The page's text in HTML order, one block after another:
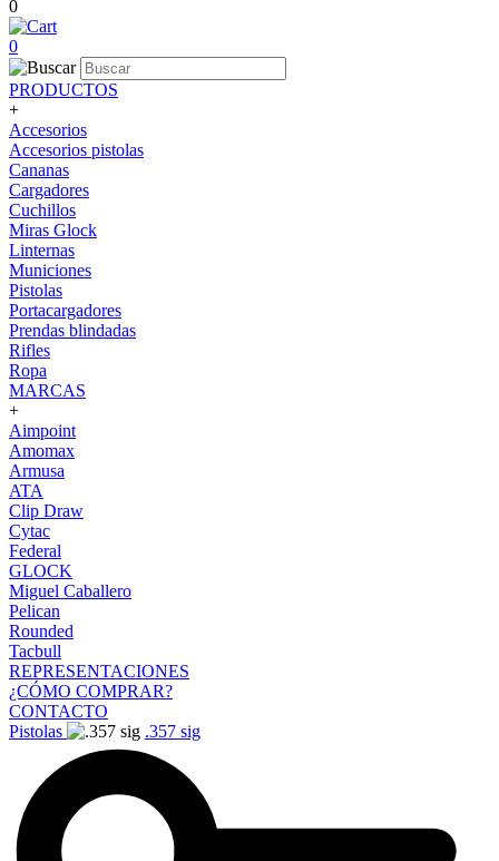
0
0
PRODUCTOS
+
Accesorios
Accesorios pistolas
Cananas
Cargadores
Cuchillos
Miras Glock
Linternas
Municiones
Pistolas
Portacargadores
Prendas blindadas
Rifles
Ropa
MARCAS
+
Aimpoint
Amomax
Armusa
ATA
Clip Draw
Cytac
Federal
GLOCK
Miguel Caballero
Pelican
Rounded
Tacbull
REPRESENTACIONES
¿CÓMO COMPRAR?
CONTACTO
Pistolas
.357 sig